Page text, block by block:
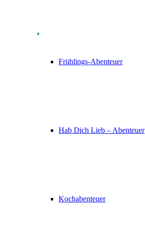
Frühlings-Abenteuer
Hab Dich Lieb – Abenteuer
Kochabenteuer